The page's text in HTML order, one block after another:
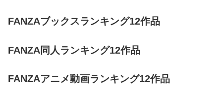
FANZAブックスランキング12作品
FANZA同人ランキング12作品
FANZAアニメ動画ランキング12作品